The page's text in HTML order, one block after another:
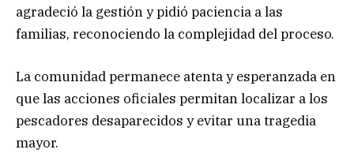
agradeció la gestión y pidió paciencia a las
familias, reconociendo la complejidad del proceso.
La comunidad permanece atenta y esperanzada en
que las acciones oficiales permitan localizar a los
pescadores desaparecidos y evitar una tragedia
mayor.